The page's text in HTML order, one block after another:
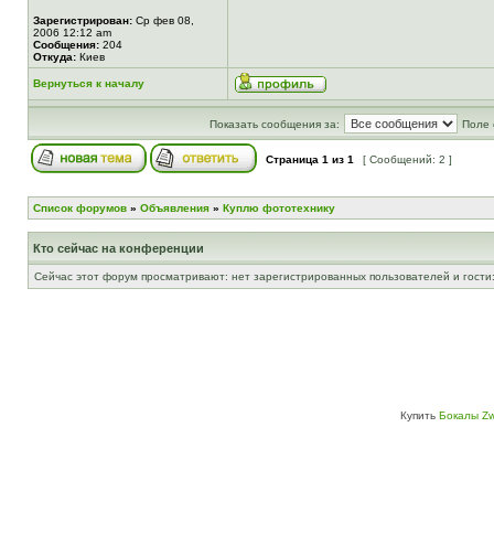
Зарегистрирован: Ср фев 08,
2006 12:12 am
Сообщения: 204
Откуда: Киев
Вернуться к началу
Показать сообщения за: Поле
Страница 1 из 1 [ Сообщений: 2 ]
Список форумов » Объявления » Куплю фототехнику
Кто сейчас на конференции
Сейчас этот форум просматривают: нет зарегистрированных пользователей и
Купить Бокалы